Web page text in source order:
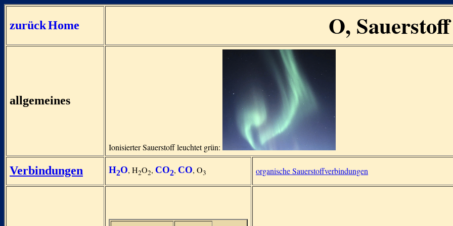
zurückHome O, Sauerstoff
allgemeines
Ionisierter Sauerstoff leuchtet grün:
Verbindungen H2O, H2O2, CO2, CO, O3 organische Sauerstoffverbindungen